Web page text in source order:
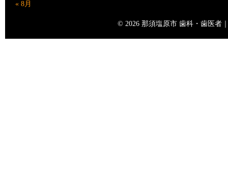
« 8月
© 2026 那須塩原市 歯科・歯医者